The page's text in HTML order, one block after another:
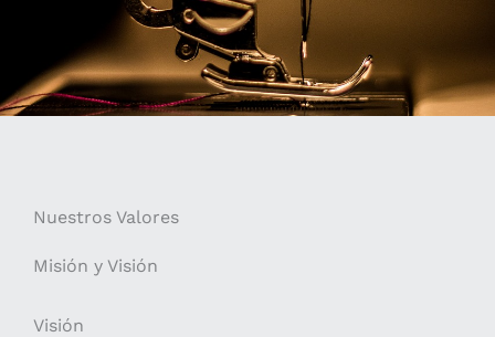
Nuestros Valores
Misión y Visión
Visión